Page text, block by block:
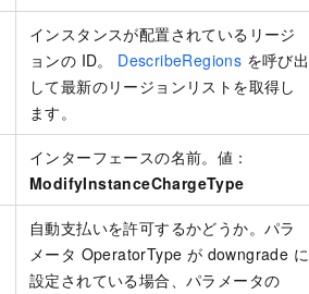
インスタンスが配置されているリージ
ョンの ID。 DescribeRegions を呼び出
して最新のリージョンリストを取得し
ます。
インターフェースの名前。値：
ModifyInstanceChargeType
自動支払いを許可するかどうか。パラ
メータ OperatorType が downgrade に
設定されている場合、パラメータの